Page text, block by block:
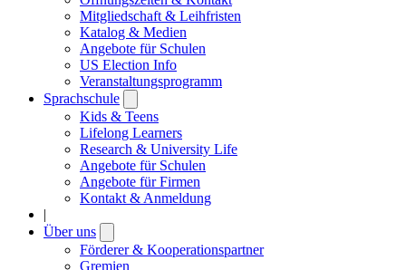
Mitgliedschaft & Leihfristen
Katalog & Medien
Angebote für Schulen
US Election Info
Veranstaltungsprogramm
Sprachschule
submenu
Kids & Teens
Lifelong Learners
Research & University Life
Angebote für Schulen
Angebote für Firmen
Kontakt & Anmeldung
|
Über uns
submenu
Förderer & Kooperationspartner
Gremien